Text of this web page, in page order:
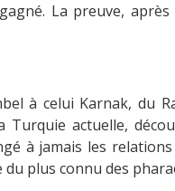
La preuve,
à celui Karnak, du
Turquie actuelle,
à jamais les
plus connu des